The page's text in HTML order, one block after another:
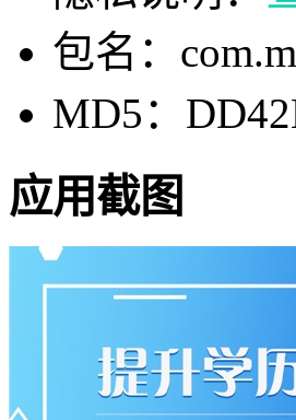
包名：
MD5：
应用截图